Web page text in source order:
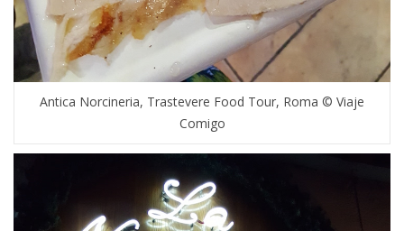
Antica Norcineria, Trastevere Food Tour, Roma © Viaje
Comigo